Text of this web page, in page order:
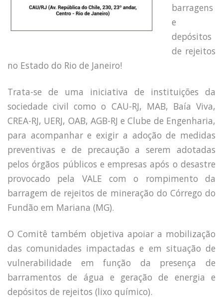
Críticas ao Teorema
Economia do Setor Público e Meio Ambiente
Vídeos Educativos
barragens
e
depósitos
de rejeitos
no Estado do Rio de Janeiro!
Trata-se de uma iniciativa de instituições da
sociedade civil como o CAU-RJ, MAB, Baía Viva,
CREA-RJ, UERJ, OAB, AGB-RJ e Clube de Engenharia,
para acompanhar e exigir a adoção de medidas
preventivas e de precaução a serem adotadas
pelos órgãos públicos e empresas após o desastre
provocado pela VALE com o rompimento da
barragem de rejeitos de mineração do Córrego do
Fundão em Mariana (MG).
O Comitê também objetiva apoiar a mobilização
das comunidades impactadas e em situação de
vulnerabilidade em função da presença de
barramentos de água e geração de energia e
depósitos de rejeitos (lixo químico).